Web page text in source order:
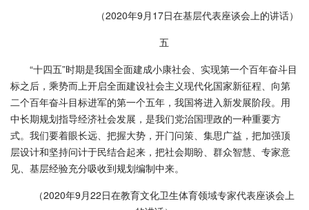
（2020年9月17日在基层代表座谈会上的讲话）
五
“十四五”时期是我国全面建成小康社会、实现第一个百年奋斗目
标之后，乘势而上开启全面建设社会主义现代化国家新征程、向第
二个百年奋斗目标进军的第一个五年，我国将进入新发展阶段。用
中长期规划指导经济社会发展，是我们党治国理政的一种重要方
式。我们要着眼长远、把握大势，开门问策、集思广益，把加强顶
层设计和坚持问计于民结合起来，把社会期盼、群众智慧、专家意
见、基层经验充分吸收到规划编制中来。
（2020年9月22日在教育文化卫生体育领域专家代表座谈会上